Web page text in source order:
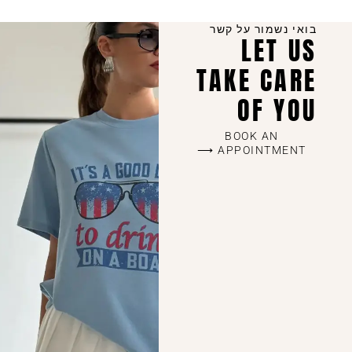
איכות ללא פשרות ושירות מכל הלב – זה מה שהופך אותנו
לבחירה של מאות לקוחות מרוצות שחוזרות שוב ושוב.
בואי נשמור על קשר
LET US
TAKE CARE
OF YOU
BOOK AN
APPOINTMENT ⟶